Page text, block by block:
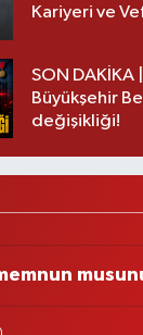
Kariyeri ve
SON DAKİKA
Büyükşehir
değişikliği!